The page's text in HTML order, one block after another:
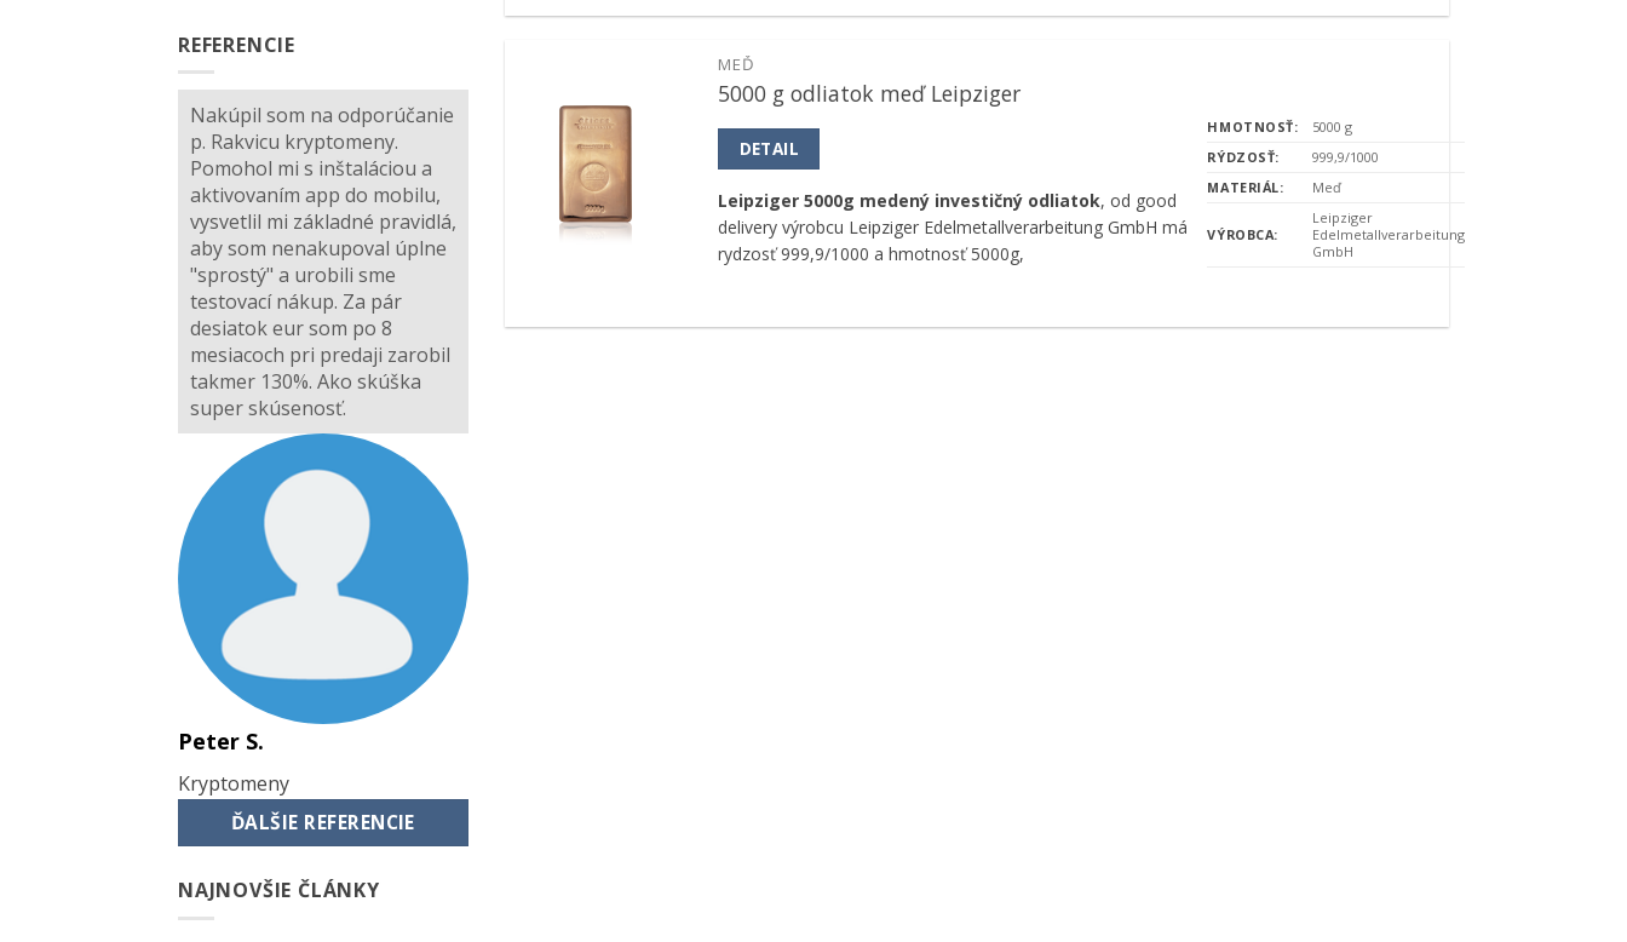
REFERENCIE
Nakúpil som na odporúčanie
p. Rakvicu kryptomeny.
Pomohol mi s inštaláciou a
aktivovaním app do mobilu,
vysvetlil mi základné pravidlá,
aby som nenakupoval úplne
"sprostý" a urobili sme
testovací nákup. Za pár
desiatok eur som po 8
mesiacoch pri predaji zarobil
takmer 130%. Ako skúška
super skúsenosť.
Peter S.
Kryptomeny
ĎALŠIE REFERENCIE
NAJNOVŠIE ČLÁNKY
Pridať k
obľúbeným
MEĎ
5000 g odliatok meď Leipziger
DETAIL
Leipziger 5000g medený investičný odliatok, od good
delivery výrobcu Leipziger Edelmetallverarbeitung GmbH má
rydzosť 999,9/1000 a hmotnosť 5000g,
HMOTNOSŤ:
5000 g
RÝDZOSŤ:
999,9/1000
MATERIÁL:
Meď
VÝROBCA:
Leipziger
Edelmetallverarbeitung
GmbH